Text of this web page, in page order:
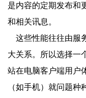
是内容的定期发布和
和相关讯息。
这些性能往往由服
大关系。所以选择一
站在电脑客户端用户
（如手机）就问题